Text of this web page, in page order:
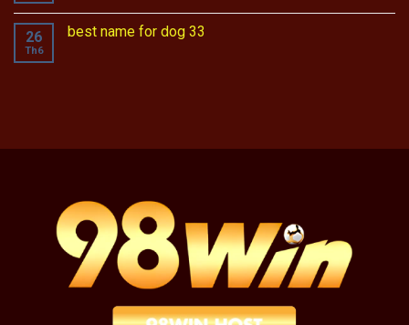
26
Th6
best name for dog 33